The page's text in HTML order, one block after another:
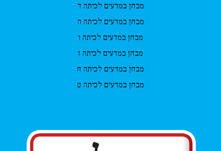
מבחן במדעים לכיתה ד
מבחן במדעים לכיתה ה
מבחן במדעים לכיתה ו
מבחן במדעים לכיתה ז
מבחן במדעים לכיתה ח
מבחן במדעים לכיתה ט